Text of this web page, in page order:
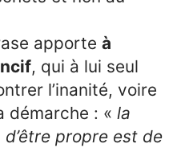
apporteà
, qui à lui seul
l’inanité, voire
démarche : «la
propre est de